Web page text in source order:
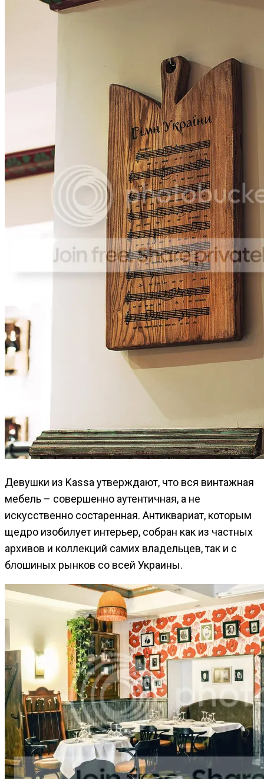
Девушки из Kassa утверждают, что вся винтажная
мебель – совершенно аутентичная, а не
искусственно состаренная. Антиквариат, которым
щедро изобилует интерьер, собран как из частных
архивов и коллекций самих владельцев, так и с
блошиных рынков со всей Украины.